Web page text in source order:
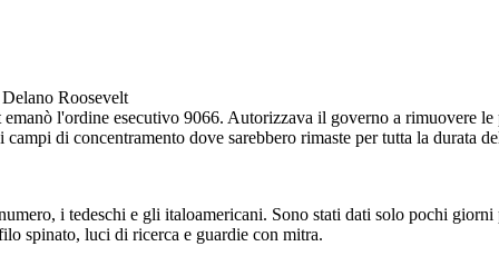
le persone?
X X X X X X X
X X X X X X X
X X X X X X X
X X X X X X X
Roosevelt
l'ordine esecutivo 9066. Autorizzava il governo a rimuovere
di concentramento dove sarebbero rimaste per tutta la durata
i tedeschi e gli italoamericani. Sono stati dati solo pochi giorni
spinato, luci di ricerca e guardie con mitra.